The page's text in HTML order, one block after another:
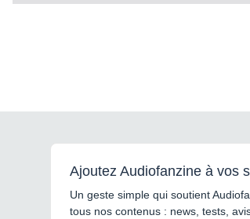
Ajoutez Audiofanzine à vos
Un geste simple qui soutient
tous nos contenus : news, tests,